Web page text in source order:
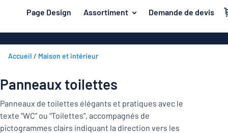
principal
Page Design Assortiment Demande de devis
Secteur
Maison et intérieur
Marquage
Bureau et lieu de travail
Les
demandés
Matière
au
de jouer
Accueil Maison et intérieur
Panneaux toilettes
Panneaux de toilettes élégants et pratiques avec le
texte “WC” ou “Toilettes”, accompagnés de
pictogrammes clairs indiquant la direction vers les